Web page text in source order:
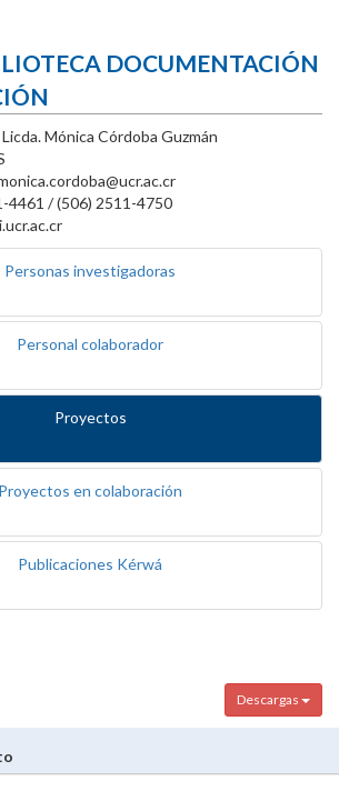
DOCUMENTACIÓN
Licda. Mónica Córdoba Guzmán
4461 / (506) 2511-4750
Personas investigadoras
Personal colaborador
Proyectos
Proyectos en colaboración
Publicaciones Kérwá
Descargas